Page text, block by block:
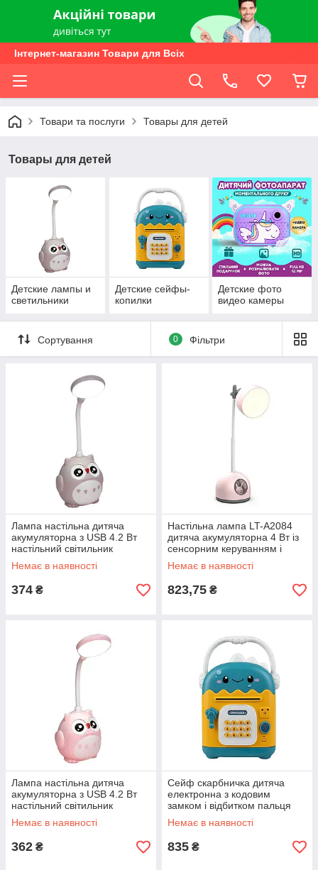
Інтернет-магазин Товари для Всіх
Товари та послуги Товары для детей
Товары для детей
Детские лампы и
светильники
Детские сейфы-
копилки
Детские фото
видео камеры
Сортування 0 Фільтри
Лампа настільна дитяча
акумуляторна з USB 4.2 Вт
настільний світильник
сенсорний Сова CS-289
Немає в наявності
374 ₴
Настільна лампа LT-A2084
дитяча акумуляторна 4 Вт із
сенсорним керуванням і
нічним режимом рожева
Немає в наявності
823,75 ₴
Лампа настільна дитяча
акумуляторна з USB 4.2 Вт
настільний світильник
сенсорний Сова CS-289
Рожевий
Немає в наявності
362 ₴
Сейф скарбничка дитяча
електронна з кодовим
замком і відбитком пальця
динозавр зелений для дітей
Немає в наявності
835 ₴